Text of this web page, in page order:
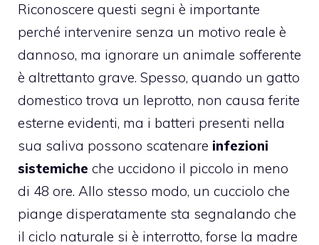
Riconoscere questi segni è importante
perché intervenire senza un motivo reale è
dannoso, ma ignorare un animale sofferente
è altrettanto grave. Spesso, quando un gatto
domestico trova un leprotto, non causa ferite
esterne evidenti, ma i batteri presenti nella
sua saliva possono scatenare infezioni
sistemiche che uccidono il piccolo in meno
di 48 ore. Allo stesso modo, un cucciolo che
piange disperatamente sta segnalando che
il ciclo naturale si è interrotto, forse la madre